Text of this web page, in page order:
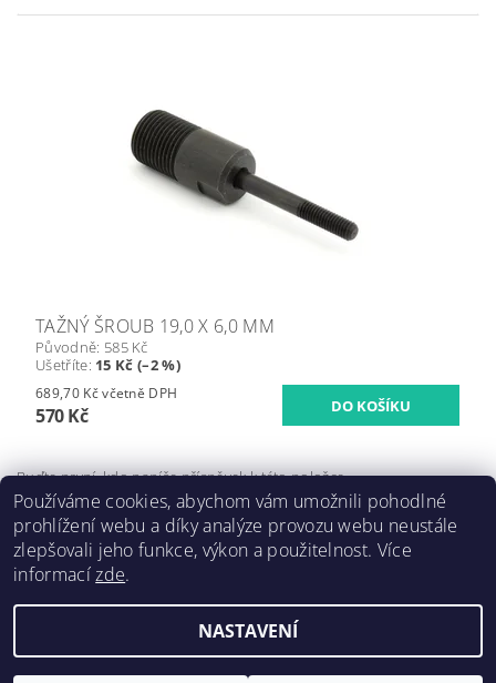
TAŽNÝ ŠROUB 19,0 X 6,0 MM
Původně: 585 Kč
Ušetříte: 15 Kč (–2 %)
689,70 Kč včetně DPH
570 Kč
Buďte první, kdo napíše příspěvek k této položce.
Přidat komentář
2026 ©Forsteel.eu, všechna práva vyhrazenaUpravit nastavení cookies
Používáme cookies, abychom vám umožnili pohodlné
prohlížení webu a díky analýze provozu webu neustále
zlepšovali jeho funkce, výkon a použitelnost. Více
informacízde.
NASTAVENÍ